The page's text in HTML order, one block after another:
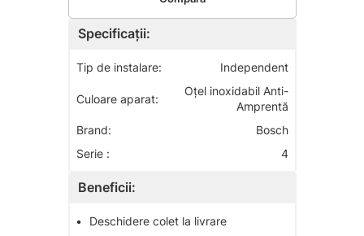
Specificații:
Tip de instalare: Independent
Culoare aparat:
Oțel inoxidabil Anti-
Amprentă
Brand:
Bosch
Serie :
4
Beneficii:
•
Deschidere colet la livrare